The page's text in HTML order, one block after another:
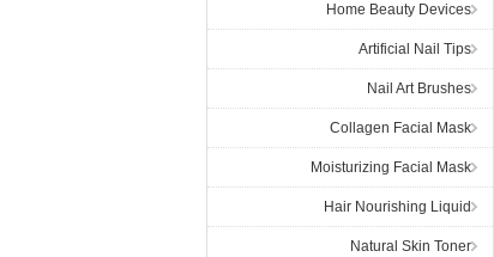
Home Beauty Devices
Artificial Nail Tips
Nail Art Brushes
Collagen Facial Mask
Moisturizing Facial Mask
Hair Nourishing Liquid
Natural Skin Toner